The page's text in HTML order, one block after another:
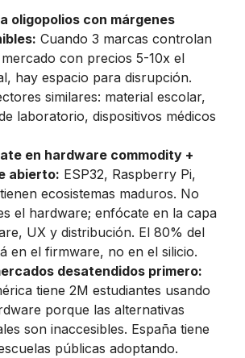
oligopolios con márgenes
Cuando 3 marcas controlan
con precios 5-10x el
hay espacio para disrupción.
similares: material escolar,
laboratorio, dispositivos médicos
en hardware commodity +
abierto: ESP32, Raspberry Pi,
ecosistemas maduros. No
el hardware; enfócate en la capa
UX y distribución. El 80% del
en el firmware, no en el silicio.
desatendidos primero:
tiene 2M estudiantes usando
porque las alternativas
son inaccesibles. España tiene
públicas adoptando.